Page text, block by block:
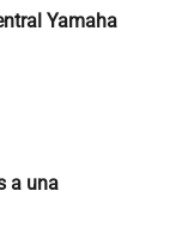
Yamaha
a una